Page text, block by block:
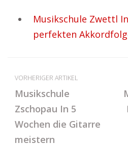
Musikschule Zwettl
perfekten
VORHERIGER ARTIKEL
Musikschule
Zschopau In 5
Wochen die Gitarre
meistern